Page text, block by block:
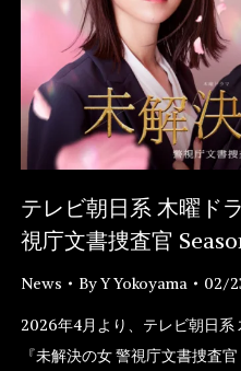
テレビ朝日系 木曜ド
視庁文書捜査官
News ByY Yokoyama 02/
2026年4月より、テレビ朝日系
『未解決の女 警視庁文書捜査